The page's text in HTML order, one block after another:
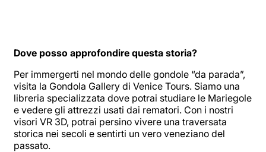
Dove posso approfondire questa storia?
Per immergerti nel mondo delle gondole “da parada”,
visita la Gondola Gallery di Venice Tours. Siamo una
libreria specializzata dove potrai studiare le Mariegole
e vedere gli attrezzi usati dai rematori. Con i nostri
visori VR 3D, potrai persino vivere una traversata
storica nei secoli e sentirti un vero veneziano del
passato.